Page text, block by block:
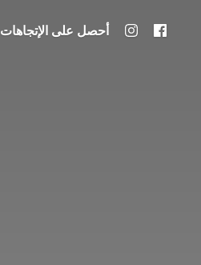
أحصل على الإتجاهات